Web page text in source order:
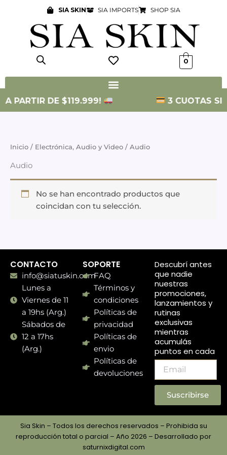
contenido
SIA SKIN SIA IMPORTS SHOP SIA
0
A PARTIR DE $119.999! 3 CUOTAS
Inicio / Electrónica, Audio y Video / Audio
Audio
No se han encontrado productos que
coincidan con tu selección.
CONTACTO
info@siatuskin.com
Lunes a
Viernes de 11
a 19hs (Arg.)
Sábados de
12 a 17hs
(Arg.)
SOPORTE
FAQ
Términos y
condiciones
Políticas de
privacidad
Políticas de
envio
Políticas de
devoluciones
Descubrí antes
que nadie
nuestras
promociones,
lanzamientos y
rutinas
exclusivas
mientras
acumulás
puntos en cada
compra.
Suscribirse
Sia Skin – Todos los derechos reservados – Prohibida su
reproducción total o parcial – Año 2026 – Desarrollado por
saturnixdigital.com